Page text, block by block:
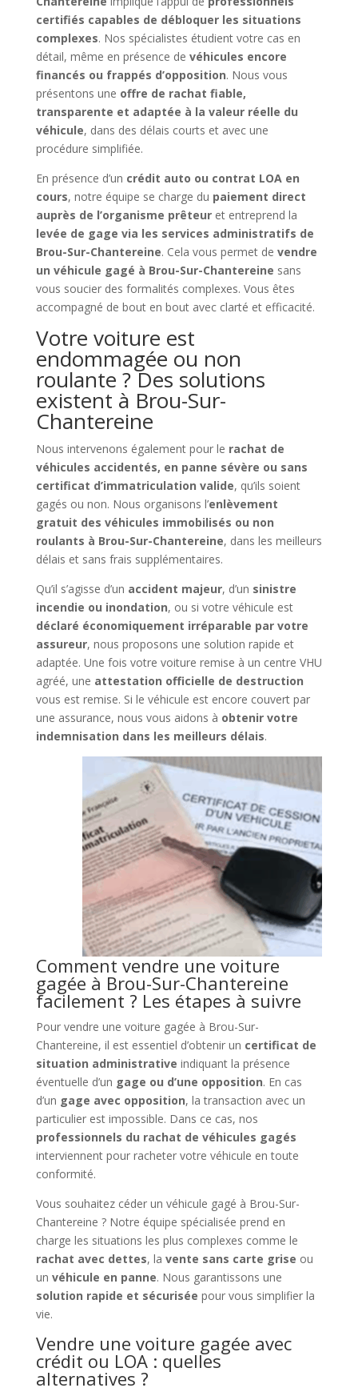
certifiés capables de débloquer les situations
complexes. Nos spécialistes étudient votre cas en
détail, même en présence de véhicules encore
financés ou frappés d’opposition. Nous vous
présentons une offre de rachat fiable,
transparente et adaptée à la valeur réelle du
véhicule, dans des délais courts et avec une
procédure simplifiée.
En présence d’un crédit auto ou contrat LOA en
cours, notre équipe se charge du paiement direct
auprès de l’organisme prêteuret entreprend la
levée de gage via les services administratifs de
Brou-Sur-Chantereine. Cela vous permet de vendre
un véhicule gagé à Brou-Sur-Chantereine sans
vous soucier des formalités complexes. Vous êtes
accompagné de bout en bout avec clarté et efficacité.
Votre voiture est
endommagée ou non
roulante ? Des solutions
existent à Brou-Sur-
Chantereine
Nous intervenons également pour le rachat de
véhicules accidentés, en panne sévère ou sans
certificat d’immatriculation valide, qu’ils soient
gagés ou non. Nous organisons l’enlèvement
gratuit des véhicules immobilisés ou non
roulants à Brou-Sur-Chantereine, dans les meilleurs
délais et sans frais supplémentaires.
Qu’il s’agisse d’un accident majeur, d’un sinistre
incendie ou inondation, ou si votre véhicule est
déclaré économiquement irréparable par votre
assureur, nous proposons une solution rapide et
adaptée. Une fois votre voiture remise à un centre VHU
agréé, une attestation officielle de destruction
vous est remise. Si le véhicule est encore couvert par
une assurance, nous vous aidons à obtenir votre
indemnisation dans les meilleurs délais.
Comment vendre une voiture
gagée à Brou-Sur-Chantereine
facilement ? Les étapes à suivre
Pour vendre une voiture gagée à Brou-Sur-
Chantereine, il est essentiel d’obtenir un certificat de
situation administrative indiquant la présence
éventuelle d’un gage ou d’une opposition. En cas
d’un gage avec opposition, la transaction avec un
particulier est impossible. Dans ce cas, nos
professionnels du rachat de véhicules gagés
interviennent pour racheter votre véhicule en toute
conformité.
Vous souhaitez céder un véhicule gagé à Brou-Sur-
Chantereine ? Notre équipe spécialisée prend en
charge les situations les plus complexes comme le
rachat avec dettes, la vente sans carte grise ou
un véhicule en panne. Nous garantissons une
solution rapide et sécurisée pour vous simplifier la
vie.
Vendre une voiture gagée avec
crédit ou LOA : quelles
alternatives ?